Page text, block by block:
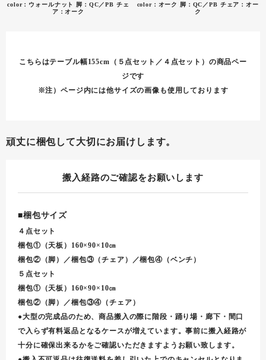
color：ウォールナット 脚：QC／PB チェ
ア：オーク
color：オーク 脚：QC／PB チェア：オー
ク
こちらはテーブル幅155cm（５点セット／４点セット）の商品ペー
ジです
※注）ページ内には他サイズの画像も使用しております
頑丈に梱包して大切にお届けします。
搬入経路のご確認をお願いします
■梱包サイズ
４点セット
梱包①（天板）160×90×10㎝
梱包②（脚）／梱包③（チェア）／梱包④（ベンチ）
５点セット
梱包①（天板）160×90×10㎝
梱包②（脚）／梱包③④（チェア）
●大型の完成品のため、商品搬入の際に階段・踊り場・廊下・間口
で入らず有料返品となるケースが増えています。事前に搬入経路が
十分に確保出来るかをご確認いただきますようお願い致します。